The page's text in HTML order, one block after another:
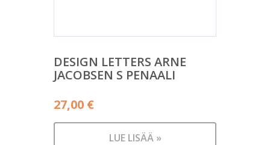
DESIGN LETTERS ARNE
JACOBSEN S PENAALI
27,00 €
LUE LISÄÄ »